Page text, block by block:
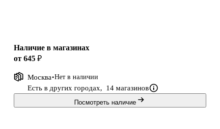
Наличие в магазинах
от 645 ₽
Москва Нет в наличии
Есть в других городах, 14 магазинов
Посмотреть наличие